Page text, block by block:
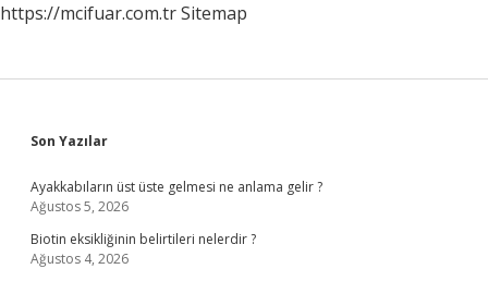
https://mcifuar.com.trSitemap
Sidebar
Son Yazılar
Ayakkabıların üst üste gelmesi ne anlama gelir ?
Ağustos 5, 2026
Biotin eksikliğinin belirtileri nelerdir ?
Ağustos 4, 2026